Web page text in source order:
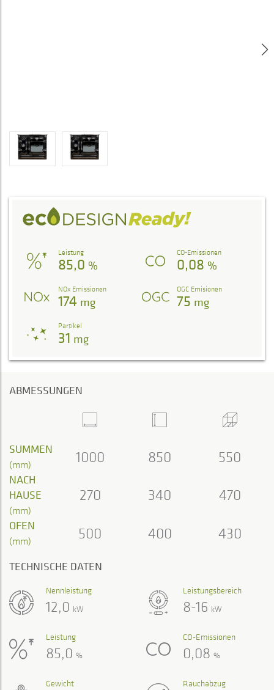
Leistung
85,0 %
CO-Emissionen
0,08 %
NOx Emissionen
174 mg
OGC Emisionen
75 mg
Partikel
31 mg
ABMESSUNGEN
SUMMEN
(mm) 1000 850 550
NACH
HAUSE
(mm)
270 340 470
OFEN
(mm) 500 400 430
TECHNISCHE DATEN
Leistungsbereich
8-16 kW
Nennleistung
12,0 kW
Leistung
85,0 %
CO-Emissionen
0,08 %
Gewicht Rauchabzug